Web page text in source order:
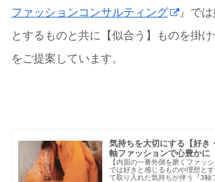
ファッションコンサルティング
』で
とするものと共に【似合う】ものを掛
をご提案しています。
気持ちを大切にする【好き
軸ファッションで心豊かに
【内面の一番外側を磨くファッ
では好きと感じるものや理想と
て取り入れた気持ちが伴う『3軸